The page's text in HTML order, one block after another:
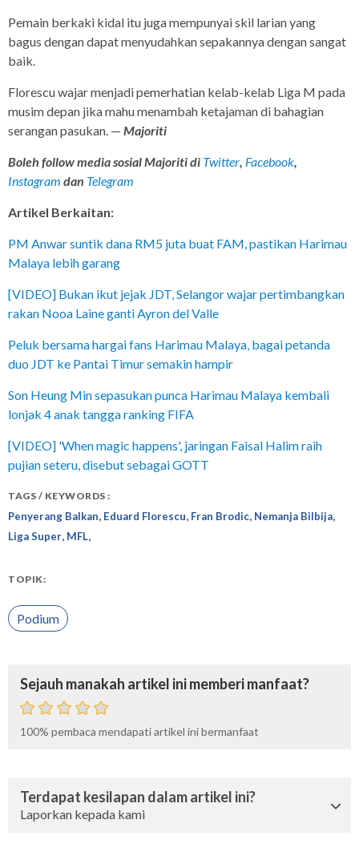
Pemain berkaki kidal itu juga mempunyai skil larian yang
bagus dengan dapat menyudahkan sepakannya dengan sangat
baik.
Florescu wajar menjadi pemerhatian kelab-kelab Liga M pada
musim depan jika mahu menambah ketajaman di bahagian
serangan pasukan. — Majoriti
Boleh follow media sosial Majoriti di Twitter, Facebook,
Instagram dan Telegram
Artikel Berkaitan:
PM Anwar suntik dana RM5 juta buat FAM, pastikan Harimau
Malaya lebih garang
[VIDEO] Bukan ikut jejak JDT, Selangor wajar pertimbangkan
rakan Nooa Laine ganti Ayron del Valle
Peluk bersama hargai fans Harimau Malaya, bagai petanda
duo JDT ke Pantai Timur semakin hampir
Son Heung Min sepasukan punca Harimau Malaya kembali
lonjak 4 anak tangga ranking FIFA
[VIDEO] 'When magic happens', jaringan Faisal Halim raih
pujian seteru, disebut sebagai GOTT
TAGS / KEYWORDS :
Penyerang Balkan, Eduard Florescu, Fran Brodic, Nemanja Bilbija,
Liga Super, MFL,
TOPIK:
Podium
Sejauh manakah artikel ini memberi manfaat?
100% pembaca mendapati artikel ini bermanfaat
Terdapat kesilapan dalam artikel ini?
Laporkan kepada kami